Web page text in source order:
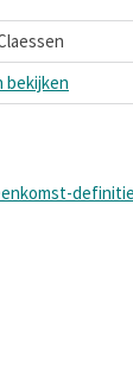
bekijken